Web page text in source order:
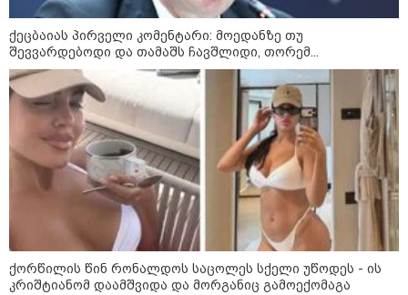
Faceამბები
ქეცბაიას პირველი კომენტარი: მოედანზე თუ
შევვარდებოდი და თამაშს ჩავშლიდი, თორემ...
ქორწილის წინ რონალდოს საცოლეს სქელი უწოდეს - ის
კრიშტიანომ დაამშვიდა და მორგანიც გამოექომაგა